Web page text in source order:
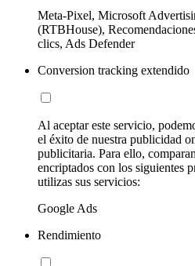
Meta-Pixel, Microsoft
(RTBHouse),
clics, Ads Defender
Conversion tracking extendido
Al aceptar este servicio,
el éxito de nuestra publicidad
publicitaria. Para ello,
encriptados con los siguientes
utilizas sus servicios:
Google Ads
Rendimiento